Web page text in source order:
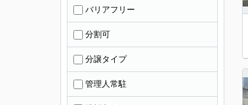
バリアフリー
分割可
分譲タイプ
管理人常駐